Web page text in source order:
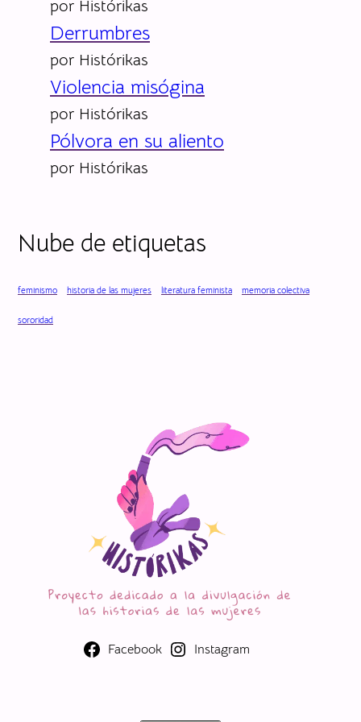
por Histórikas
Derrumbres
por Histórikas
Violencia misógina
por Histórikas
Pólvora en su aliento
por Histórikas
Nube de etiquetas
feminismo historia de las mujeres literatura feminista memoria colectiva
sororidad
Facebook Instagram